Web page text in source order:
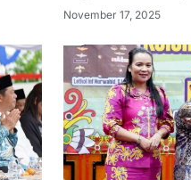
November 17, 2025